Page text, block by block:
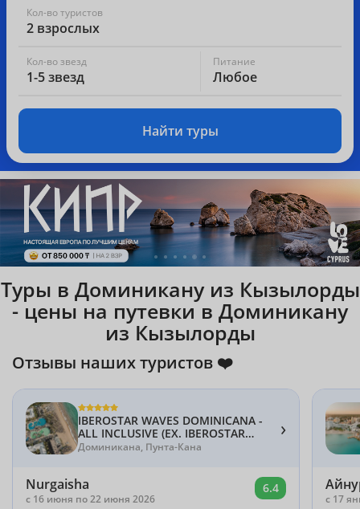
Кол-во туристов
2 взрослых
Кол-во звезд
1-5 звезд
Питание
Любое
Найти туры
Туры в Доминикану из Кызылорды
- цены на путевки в Доминикану
из Кызылорды
Отзывы наших туристов ❤️
IBEROSTAR WAVES DOMINICANA -
ALL INCLUSIVE (EX. IBEROSTAR
DOMINICANA) 5*
Доминикана, Пунта-Кана
›
Nurgaisha
c 16 июня по 22 июня 2026
6.4
c 17